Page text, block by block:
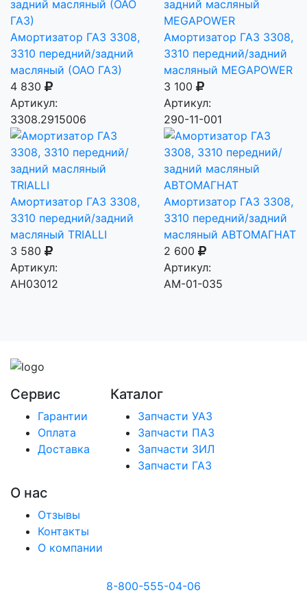
Амортизатор ГАЗ 3308,
3310 передний/задний
масляный (ОАО ГАЗ)
4 830
Артикул:
3308.2915006
Амортизатор ГАЗ 3308,
3310 передний/задний
масляный MEGAPOWER
3 100
Артикул:
290-11-001
Амортизатор ГАЗ 3308,
3310 передний/задний
масляный TRIALLI
3 580
Артикул:
AH03012
Амортизатор ГАЗ 3308,
3310 передний/задний
масляный АВТОМАГНАТ
2 600
Артикул:
AM-01-035
Сервис
Гарантии
Оплата
Доставка
Каталог
Запчасти УАЗ
Запчасти ПАЗ
Запчасти ЗИЛ
Запчасти ГАЗ
О нас
Отзывы
Контакты
О компании
8-800-555-04-06